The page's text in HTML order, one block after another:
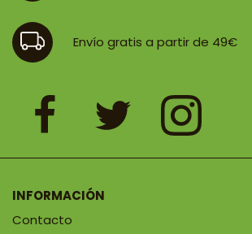
Envío gratis a partir de 49€
INFORMACIÓN
Contacto